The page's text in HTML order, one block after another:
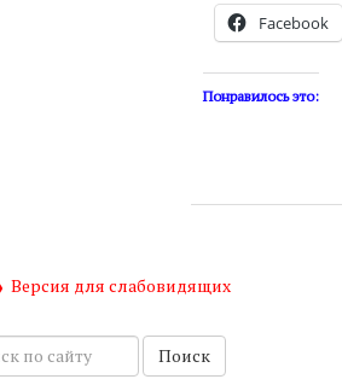
Facebook
Понравилось это:
Версия для слабовидящих
Поиск